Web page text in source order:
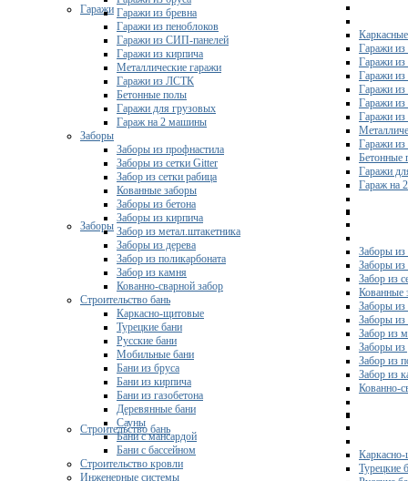
Гаражи
Гаражи из
Гаражи из
Гаражи из
Гаражи из
Гаражи
Гаражи из
Гаражи
Бетонные
Гаражи
Гараж на
Заборы
Заборы из
Заборы из
Забор из
Кованные
Заборы из
Заборы из
Забор из
Заборы из
Забор из
Забор из
Кованно-
Строительство бань
Турецкие
Гаражи из бревна
Гаражи из пеноблоков
Гаражи из СИП-панелей
Гаражи из кирпича
Металлические гаражи
Гаражи из ЛСТК
Бетонные полы
Гаражи для грузовых
Гараж на 2 машины
Заборы
Заборы из профнастила
Заборы из сетки Gitter
Забор из сетки рабица
Кованные заборы
Заборы из бетона
Заборы из кирпича
Забор из метал.штакетника
Заборы из дерева
Забор из поликарбоната
Забор из камня
Кованно-сварной забор
Строительство бань
Каркасно-щитовые
Турецкие бани
Русские бани
Мобильные бани
Бани из бруса
Бани из кирпича
Бани из газобетона
Деревянные бани
Сауны
Бани с мансардой
Бани с бассейном
Строительство кровли
Инженерные системы